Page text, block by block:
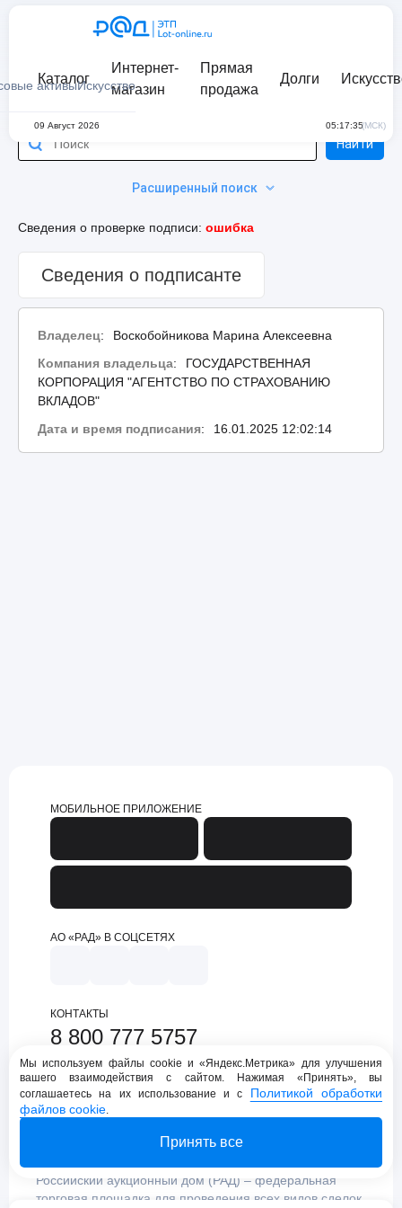
активыИскусство
Каталог
Интернет-
магазин
Прямая
продажа
Долги
09 Август 2026 05:17:35(МСК)
Расширенный поиск
Найти
Сведения о проверке подписи: ошибка
Сведения о подписанте
Владелец:
Воскобойникова Марина Алексеевна
Компания владельца:
ГОСУДАРСТВЕННАЯ
КОРПОРАЦИЯ "АГЕНТСТВО ПО СТРАХОВАНИЮ
ВКЛАДОВ"
Дата и время подписания: 16.01.2025 12:02:14
МОБИЛЬНОЕ ПРИЛОЖЕНИЕ
АО «РАД» В СОЦСЕТЯХ
КОНТАКТЫ
8 800 777 5757
support@lot-online.ru
Техническая поддержка
Российский аукционный дом (РАД) – федеральная
торговая площадка для проведения всех видов сделок
Мы используем файлы cookie и «Яндекс.Метрика» для улучшения
вашего взаимодействия с сайтом. Нажимая «Принять», вы
соглашаетесь на их использование и с Политикой обработки
файлов cookie.
Принять все